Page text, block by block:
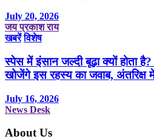
July 20, 2026
जय प्रकाश राय
खबरें विशेष
स्पेस में इंसान जल्दी बूढ़ा क्यों होता
खोजेंगे इस रहस्य का जवाब, अंतरिक्ष
July 16, 2026
News Desk
About Us